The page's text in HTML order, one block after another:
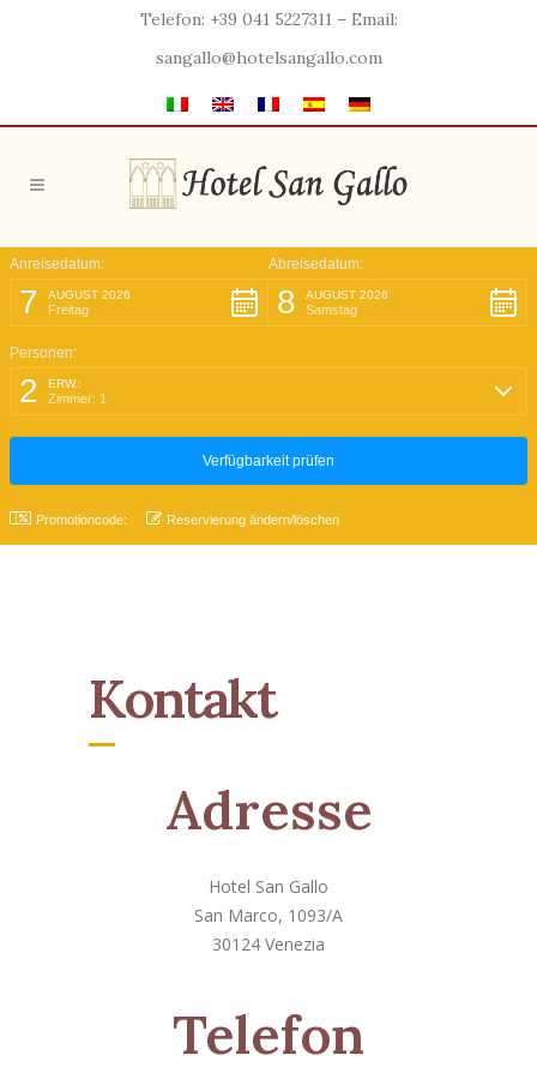
Telefon: +39 041 5227311 – Email:
sangallo@hotelsangallo.com
Anreisedatum:
7 AUGUST 2026
Freitag
Abreisedatum:
8 AUGUST 2026
Samstag
Personen:
2 ERW.:
Zimmer: 1
Promotioncode: Reservierung ändern/löschen
Kontakt
Adresse
Hotel San Gallo
San Marco, 1093/A
30124 Venezia
Telefon